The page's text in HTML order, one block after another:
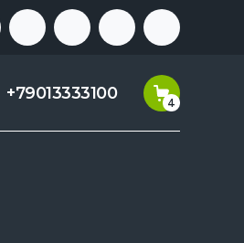
+79013333100 4